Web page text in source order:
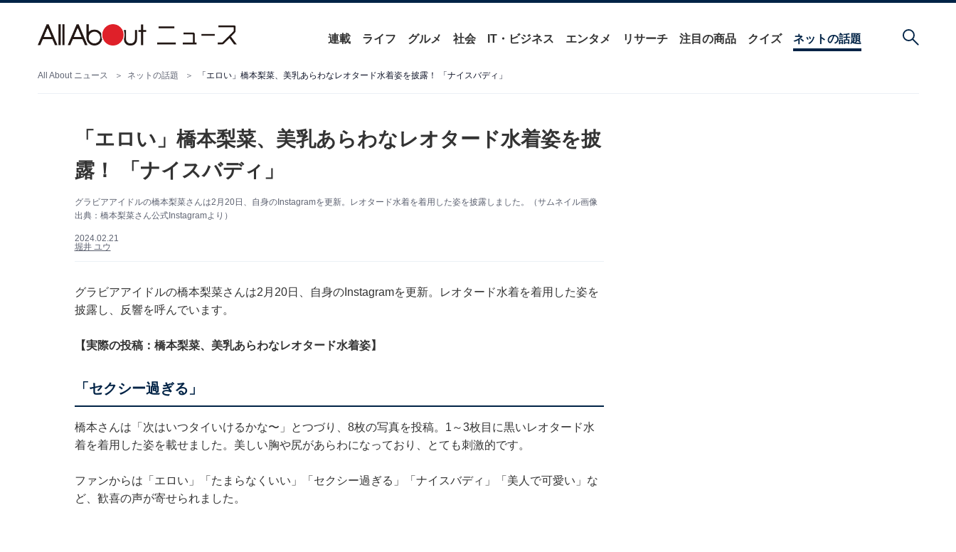
連載 ライフ グルメ 社会 IT・ビジネス エンタメ リサーチ 注目の商品 クイズ ネットの話題
All About ニュース ネットの話題 「エロい」橋本梨菜、美乳あらわなレオタード水着姿を披露！ 「ナイスバディ」
「エロい」橋本梨菜、美乳あらわなレオタード水着姿を披
露！ 「ナイスバディ」
グラビアアイドルの橋本梨菜さんは2月20日、自身のInstagramを更新。レオタード水着を着用した姿を披露しました。（サムネイル画像
出典：橋本梨菜さん公式Instagramより）
2024.02.21
堀井 ユウ
グラビアアイドルの橋本梨菜さんは2月20日、自身のInstagramを更新。レオタード水着を着用した姿を
披露し、反響を呼んでいます。
【実際の投稿：橋本梨菜、美乳あらわなレオタード水着姿】
「セクシー過ぎる」
橋本さんは「次はいつタイいけるかな〜」とつづり、8枚の写真を投稿。1～3枚目に黒いレオタード水
着を着用した姿を載せました。美しい胸や尻があらわになっており、とても刺激的です。
ファンからは「エロい」「たまらなくいい」「セクシー過ぎる」「ナイスバディ」「美人で可愛い」な
ど、歓喜の声が寄せられました。